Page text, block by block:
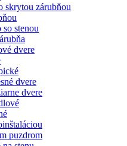
skrytou zárubňou
so stenou
dvere
dvere
dvere
puzdrom